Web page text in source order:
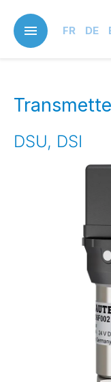
main
content
FR DE
DSU, DSI